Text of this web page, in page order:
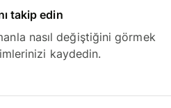
takip edin
nasıl değiştiğini görmek
kaydedin.